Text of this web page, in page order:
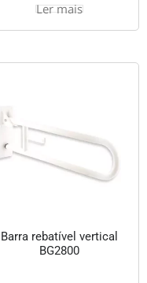
Ler mais
Barra rebatível vertical
BG2800